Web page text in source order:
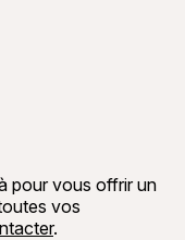
pour vous offrir un
vos
.